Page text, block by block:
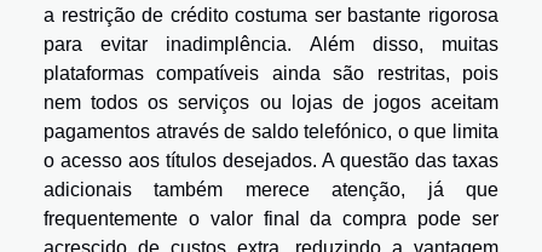
a restrição de crédito costuma ser bastante rigorosa
para evitar inadimplência. Além disso, muitas
plataformas compatíveis ainda são restritas, pois
nem todos os serviços ou lojas de jogos aceitam
pagamentos através de saldo telefónico, o que limita
o acesso aos títulos desejados. A questão das taxas
adicionais também merece atenção, já que
frequentemente o valor final da compra pode ser
acrescido de custos extra, reduzindo a vantagem